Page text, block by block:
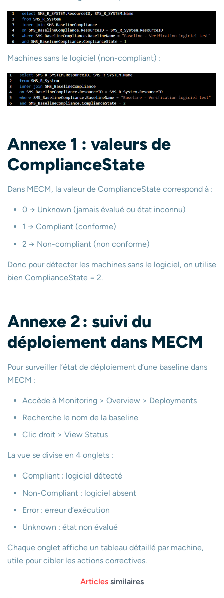
Machines sans le logiciel (non-compliant) :
Annexe 1 : valeurs de
ComplianceState
Dans MECM, la valeur de ComplianceState correspond à :
0 → Unknown (jamais évalué ou état inconnu)
1 → Compliant (conforme)
2 → Non-compliant (non conforme)
Donc pour détecter les machines sans le logiciel, on utilise
bien ComplianceState = 2.
Annexe 2 : suivi du
déploiement dans MECM
Pour surveiller l’état de déploiement d’une baseline dans
MECM :
Accède à Monitoring > Overview > Deployments
Recherche le nom de la baseline
Clic droit > View Status
La vue se divise en 4 onglets :
Compliant : logiciel détecté
Non-Compliant : logiciel absent
Error : erreur d’exécution
Unknown : état non évalué
Chaque onglet affiche un tableau détaillé par machine,
utile pour cibler les actions correctives.
Articlessimilaires